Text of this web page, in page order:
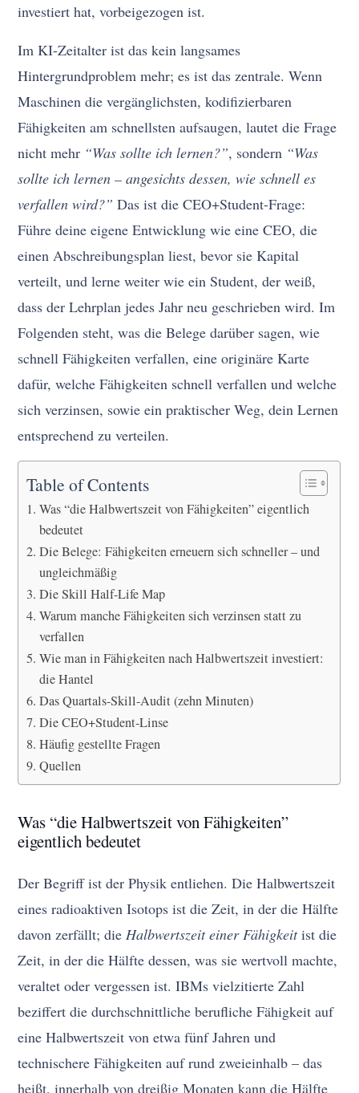
investiert hat, vorbeigezogen ist.
Im KI-Zeitalter ist das kein langsames
Hintergrundproblem mehr; es ist das zentrale. Wenn
Maschinen die vergänglichsten, kodifizierbaren
Fähigkeiten am schnellsten aufsaugen, lautet die Frage
nicht mehr “Was sollte ich lernen?”, sondern “Was
sollte ich lernen – angesichts dessen, wie schnell es
verfallen wird?” Das ist die CEO+Student-Frage:
Führe deine eigene Entwicklung wie eine CEO, die
einen Abschreibungsplan liest, bevor sie Kapital
verteilt, und lerne weiter wie ein Student, der weiß,
dass der Lehrplan jedes Jahr neu geschrieben wird. Im
Folgenden steht, was die Belege darüber sagen, wie
schnell Fähigkeiten verfallen, eine originäre Karte
dafür, welche Fähigkeiten schnell verfallen und welche
sich verzinsen, sowie ein praktischer Weg, dein Lernen
entsprechend zu verteilen.
Table of Contents
Was “die Halbwertszeit von Fähigkeiten” eigentlich
bedeutet
Die Belege: Fähigkeiten erneuern sich schneller – und
ungleichmäßig
Die Skill Half-Life Map
Warum manche Fähigkeiten sich verzinsen statt zu
verfallen
Wie man in Fähigkeiten nach Halbwertszeit investiert:
die Hantel
Das Quartals-Skill-Audit (zehn Minuten)
Die CEO+Student-Linse
Häufig gestellte Fragen
Quellen
Was “die Halbwertszeit von Fähigkeiten”
eigentlich bedeutet
Der Begriff ist der Physik entliehen. Die Halbwertszeit
eines radioaktiven Isotops ist die Zeit, in der die Hälfte
davon zerfällt; dieHalbwertszeit einer Fähigkeitist die
Zeit, in der die Hälfte dessen, was sie wertvoll machte,
veraltet oder vergessen ist. IBMs vielzitierte Zahl
beziffert die durchschnittliche berufliche Fähigkeit auf
eine Halbwertszeit von etwa fünf Jahren und
technischere Fähigkeiten auf rund zweieinhalb – das
heißt, innerhalb von dreißig Monaten kann die Hälfte